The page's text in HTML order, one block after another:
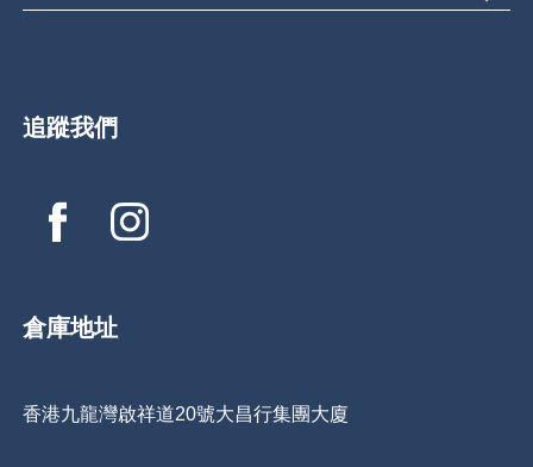
追蹤我們
倉庫地址
香港九龍灣啟祥道20號大昌行集團大廈